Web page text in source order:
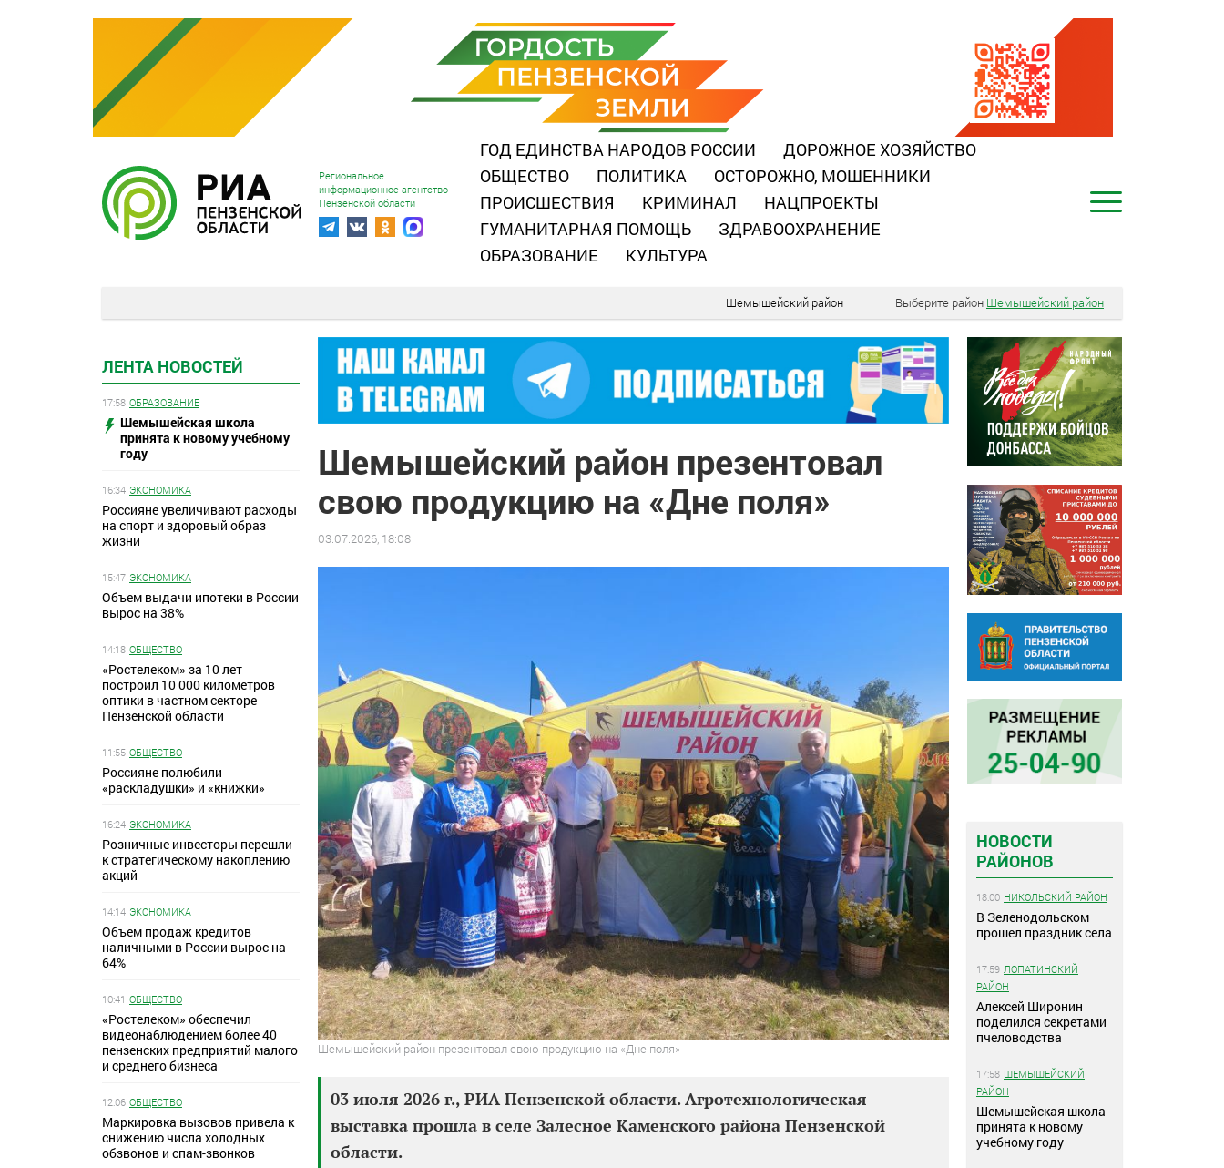
Региональное
информационное агентство
Пензенской области
ГОД ЕДИНСТВА НАРОДОВ РОССИИ
ДОРОЖНОЕ ХОЗЯЙСТВО
ОБЩЕСТВО
ПОЛИТИКА
ОСТОРОЖНО, МОШЕННИКИ
ПРОИСШЕСТВИЯ
КРИМИНАЛ
НАЦПРОЕКТЫ
ГУМАНИТАРНАЯ ПОМОЩЬ
ЗДРАВООХРАНЕНИЕ
ОБРАЗОВАНИЕ
КУЛЬТУРА
Шемышейский район Выберите район Шемышейский район
ЛЕНТА НОВОСТЕЙ
17:58 ОБРАЗОВАНИЕ
Шемышейская школа
принята к новому учебному
году
16:34 ЭКОНОМИКА
Россияне увеличивают расходы
на спорт и здоровый образ
жизни
15:47 ЭКОНОМИКА
Объем выдачи ипотеки в России
вырос на 38%
14:18 ОБЩЕСТВО
«Ростелеком» за 10 лет
построил 10 000 километров
оптики в частном секторе
Пензенской области
11:55 ОБЩЕСТВО
Россияне полюбили
«раскладушки» и «книжки»
16:24 ЭКОНОМИКА
Розничные инвесторы перешли
к стратегическому накоплению
акций
14:14 ЭКОНОМИКА
Объем продаж кредитов
наличными в России вырос на
64%
10:41 ОБЩЕСТВО
«Ростелеком» обеспечил
видеонаблюдением более 40
пензенских предприятий малого
и среднего бизнеса
12:06 ОБЩЕСТВО
Маркировка вызовов привела к
снижению числа холодных
обзвонов и спам-звонков
Шемышейский район презентовал
свою продукцию на «Дне поля»
03.07.2026, 18:08
Шемышейский район презентовал свою продукцию на «Дне поля»
03 июля 2026 г., РИА Пензенской области. Агротехнологическая
выставка прошла в селе Залесное Каменского района Пензенской
области.
НОВОСТИ
РАЙОНОВ
18:00 НИКОЛЬСКИЙ РАЙОН
В Зеленодольском
прошел праздник села
17:59 ЛОПАТИНСКИЙ
РАЙОН
Алексей Широнин
поделился секретами
пчеловодства
17:58 ШЕМЫШЕЙСКИЙ
РАЙОН
Шемышейская школа
принята к новому
учебному году